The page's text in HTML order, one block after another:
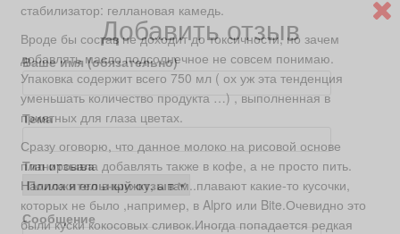
стабилизатор: геллановая камедь.
Вроде бы состав не доходит до токсичности, но зачем
добавлять масло подсолнечное не совсем понимаю.
Упаковка содержит всего 750 мл ( ох уж эта тенденция
уменьшать количество продукта …) , выполненная в
приятных для глаза цветах.
Сразу оговорю, что данное молоко на рисовой основе
планировала добавлять также в кофе, а не просто пить.
Налила я его в кружку, а там..плавают какие-то кусочки,
которых не было ,например, в Alpro или Bite.Очевидно это
были куски кокосовых сливок.Иногда попадается редкая
Добавить отзыв
Ваше имя (обязательно)
Тема
Тип отзыва
Сообщение